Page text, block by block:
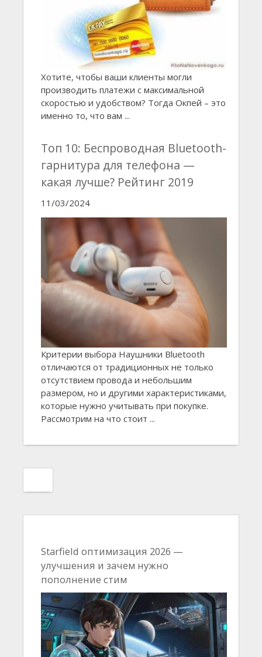
Хотите, чтобы ваши клиенты могли
производить платежи с максимальной
скоростью и удобством? Тогда Окпей – это
именно то, что вам ...
Топ 10: Беспроводная Bluetooth-
гарнитура для телефона —
какая лучше? Рейтинг 2019
11/03/2024
Критерии выбора Наушники Bluetooth
отличаются от традиционных не только
отсутствием провода и небольшим
размером, но и другими характеристиками,
которые нужно учитывать при покупке.
Рассмотрим на что стоит ...
Starfield оптимизация 2026 —
улучшения и зачем нужно
пополнение стим